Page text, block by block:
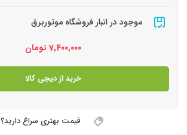
موجود در انبار فروشگاه موتوربرق
7,400,000 تومان
خرید از دیجی کالا
قیمت بهتری سراغ دارید؟